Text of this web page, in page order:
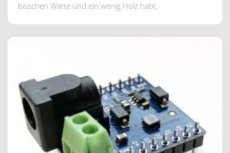
bisschen Watte und ein wenig Holz habt.